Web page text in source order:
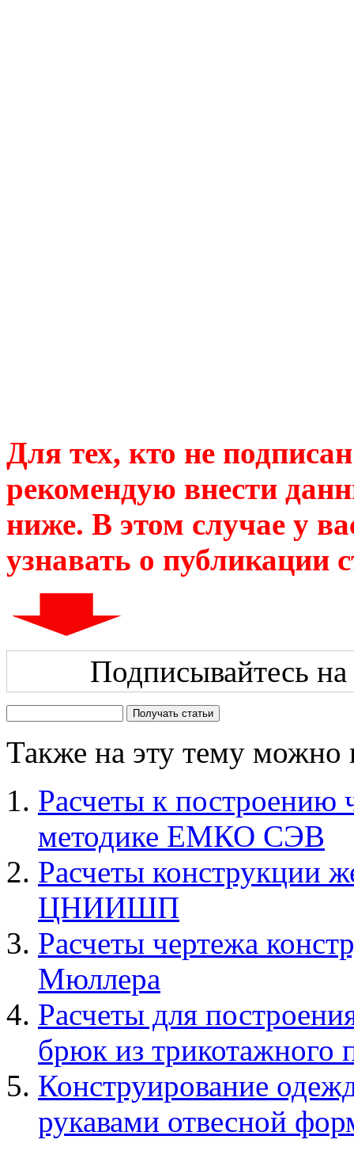
Для тех, кто не
рекомендую внести
ниже. В этом случае у
узнавать о публикации
Подписывайтесь
Также на эту тему можно
Расчеты к построению
методике ЕМКО СЭВ
Расчеты конструкции
ЦНИИШП
Расчеты чертежа
Мюллера
Расчеты для
брюк из трикотажного
Конструирование
рукавами отвесной